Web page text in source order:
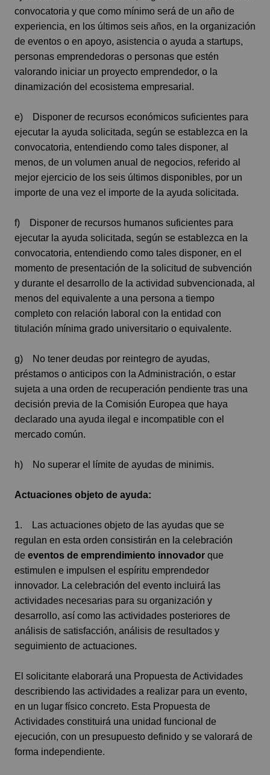
convocatoria y que como mínimo será de un año de
experiencia, en los últimos seis años, en la organización
de eventos o en apoyo, asistencia o ayuda a startups,
personas emprendedoras o personas que estén
valorando iniciar un proyecto emprendedor, o la
dinamización del ecosistema empresarial.
e) Disponer de recursos económicos suficientes para
ejecutar la ayuda solicitada, según se establezca en la
convocatoria, entendiendo como tales disponer, al
menos, de un volumen anual de negocios, referido al
mejor ejercicio de los seis últimos disponibles, por un
importe de una vez el importe de la ayuda solicitada.
f) Disponer de recursos humanos suficientes para
ejecutar la ayuda solicitada, según se establezca en la
convocatoria, entendiendo como tales disponer, en el
momento de presentación de la solicitud de subvención
y durante el desarrollo de la actividad subvencionada, al
menos del equivalente a una persona a tiempo
completo con relación laboral con la entidad con
titulación mínima grado universitario o equivalente.
g) No tener deudas por reintegro de ayudas,
préstamos o anticipos con la Administración, o estar
sujeta a una orden de recuperación pendiente tras una
decisión previa de la Comisión Europea que haya
declarado una ayuda ilegal e incompatible con el
mercado común.
h) No superar el límite de ayudas de minimis.
Actuaciones objeto de ayuda:
1. Las actuaciones objeto de las ayudas que se
regulan en esta orden consistirán en la celebración
de eventos de emprendimiento innovador que
estimulen e impulsen el espíritu emprendedor
innovador. La celebración del evento incluirá las
actividades necesarias para su organización y
desarrollo, así como las actividades posteriores de
análisis de satisfacción, análisis de resultados y
seguimiento de actuaciones.
El solicitante elaborará una Propuesta de Actividades
describiendo las actividades a realizar para un evento,
en un lugar físico concreto. Esta Propuesta de
Actividades constituirá una unidad funcional de
ejecución, con un presupuesto definido y se valorará de
forma independiente.